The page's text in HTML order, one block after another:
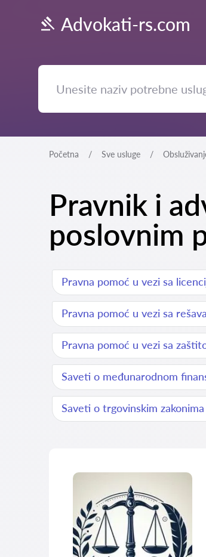
Advokati-rs.com
Početna Sve usluge
Pravnik i
poslovnim
Pravna pomoć u vezi sa
Pravna pomoć u vezi sa
Pravna pomoć u vezi sa
Saveti o međunarodnom
Saveti o trgovinskim